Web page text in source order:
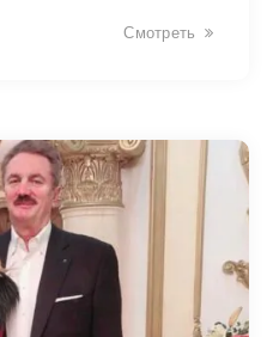
Смотреть